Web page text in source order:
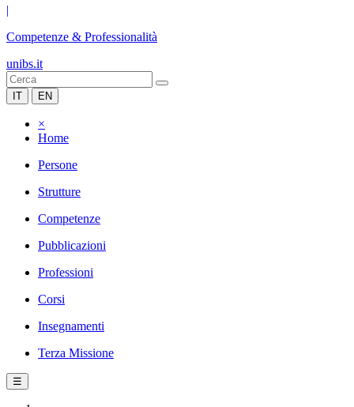
|
Competenze & Professionalità
unibs.it
IT EN
×
Home
Persone
Strutture
Competenze
Pubblicazioni
Professioni
Corsi
Insegnamenti
Terza Missione
☰